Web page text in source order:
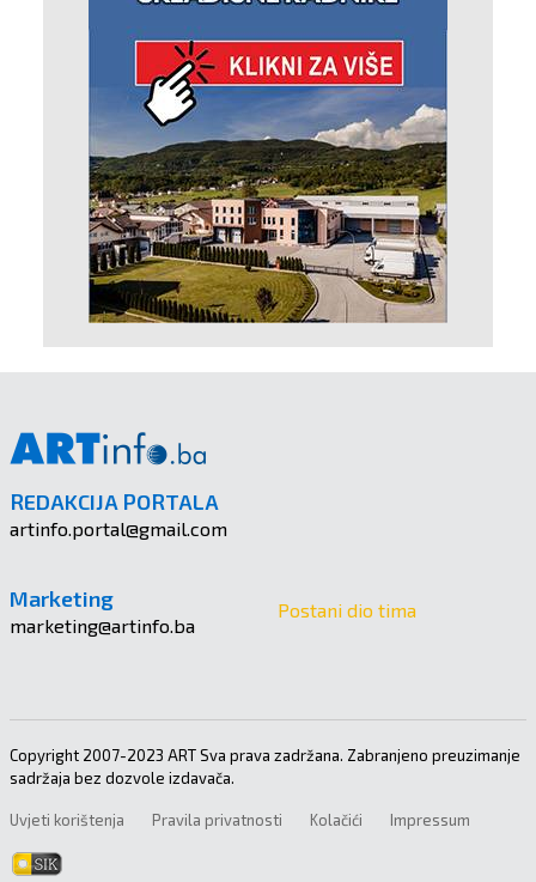
REDAKCIJA PORTALA
artinfo.portal@gmail.com
Marketing
marketing@artinfo.ba
Postani dio tima
Copyright 2007-2023 ART Sva prava zadržana. Zabranjeno preuzimanje
sadržaja bez dozvole izdavača.
Uvjeti korištenja Pravila privatnosti Kolačići Impressum